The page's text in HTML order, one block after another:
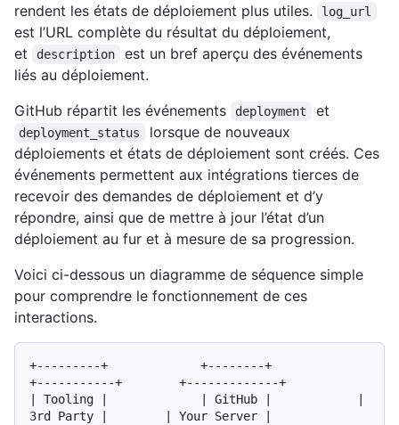
rendent les états de déploiement plus utiles.
log_url
est l’URL complète du résultat du déploiement,
et
description
est un bref aperçu des événements
liés au déploiement.
GitHub répartit les événements
deployment et
deployment_status
lorsque de nouveaux
déploiements et états de déploiement sont créés. Ces
événements permettent aux intégrations tierces de
recevoir des demandes de déploiement et d’y
répondre, ainsi que de mettre à jour l’état d’un
déploiement au fur et à mesure de sa progression.
Voici ci-dessous un diagramme de séquence simple
pour comprendre le fonctionnement de ces
interactions.
+---------+             +--------+
+-----------+        +-------------+
| Tooling |             | GitHub |            |
3rd Party |        | Your Server |